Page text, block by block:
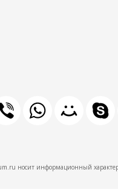
носит информационный